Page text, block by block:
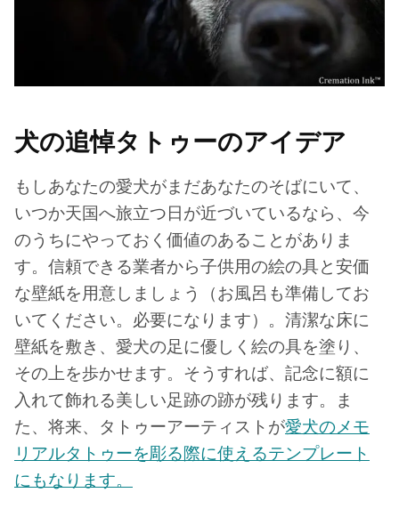
犬の追悼タトゥーのアイデア
もしあなたの愛犬がまだあなたのそばにいて、
いつか天国へ旅立つ日が近づいているなら、今
のうちにやっておく価値のあることがありま
す。信頼できる業者から子供用の絵の具と安価
な壁紙を用意しましょう（お風呂も準備してお
いてください。必要になります）。清潔な床に
壁紙を敷き、愛犬の足に優しく絵の具を塗り、
その上を歩かせます。そうすれば、記念に額に
入れて飾れる美しい足跡の跡が残ります。ま
た、将来、タトゥーアーティストが愛犬のメモ
リアルタトゥーを彫る際に使えるテンプレート
にもなります。